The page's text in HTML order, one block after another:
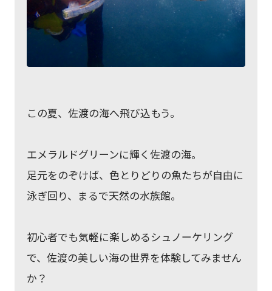
この夏、佐渡の海へ飛び込もう。
エメラルドグリーンに輝く佐渡の海。
足元をのぞけば、色とりどりの魚たちが自由に
泳ぎ回り、まるで天然の水族館。
初心者でも気軽に楽しめるシュノーケリング
で、佐渡の美しい海の世界を体験してみません
か？